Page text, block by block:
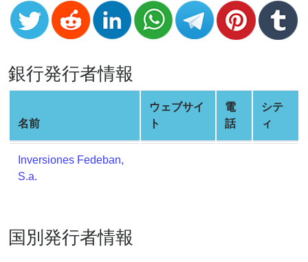
Validator
Credit
Generator
Random
Card
Generator
Generate
Credit
BIN
Credit
銀行発行者情報
名前
ウェブサイ
ト
電
話
シテ
ィ
Inversiones Fedeban,
S.a.
国別発行者情報